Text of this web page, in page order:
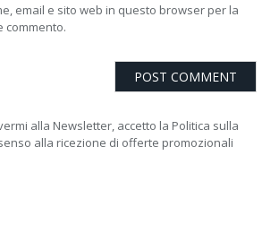
email e sito web in questo browser per la
commento.
alla Newsletter, accetto la Politica sulla
alla ricezione di offerte promozionali